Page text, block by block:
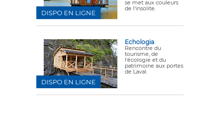
se met aux couleurs
de l'insolite.
DISPO EN LIGNE
Echologia
Rencontre du
tourisme, de
l'écologie et du
patrimoine aux portes
de Laval.
DISPO EN LIGNE